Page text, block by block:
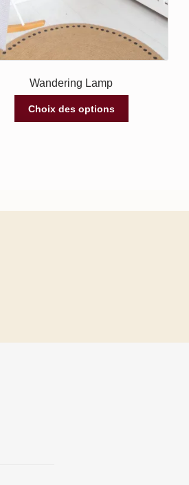
Wandering Lamp
Choix des options